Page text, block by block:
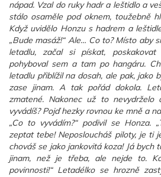
nápad. Vzal do ruky hadr a leštidlo a
stálo osaměle pod oknem, toužebně
Když uvidělo Honzu s hadrem a
„Bude masáž!“ Ale… Co to? Místo aby
letadlu, začal si pískat,
pohyboval sem a tam po hangáru.
letadlu přiblížil na dosah, ale pak, jako
zase jinam. A tak pořád dokola.
zmatené. Nakonec už to nevydrželo
vyvádíš? Pojď hezky rovnou ke mně a
„Co to vyvádím?“ podivil se Honza.
zeptat tebe! Neposloucháš piloty, je ti
chováš se jako jankovitá koza! Já bych
jinam, než je třeba, ale nejde to.
povinnosti!“ Letadélko se hrozně